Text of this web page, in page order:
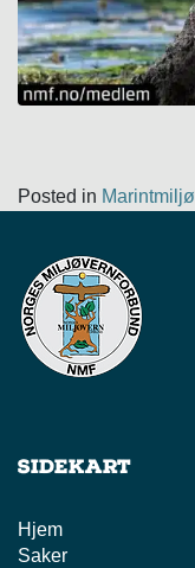
Posted in Marintmiljø
Sidekart
Hjem
Saker